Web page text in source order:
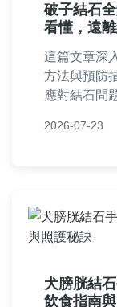
破子結石
看懂，遠
這篇文章深
方法與預防
應對結石問
憂。破子結
2026-07-23
犬膀胱結
飲食指南